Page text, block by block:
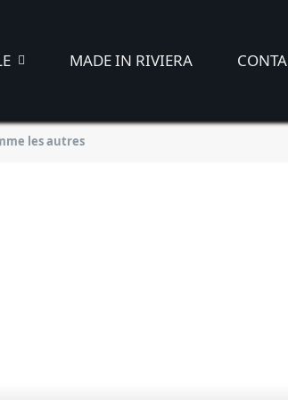
MADE IN RIVIERA
les autres